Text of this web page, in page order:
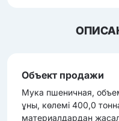
Объект продажи
Мука пшеничная,
ұны, көлемі 400,0
материалдардан